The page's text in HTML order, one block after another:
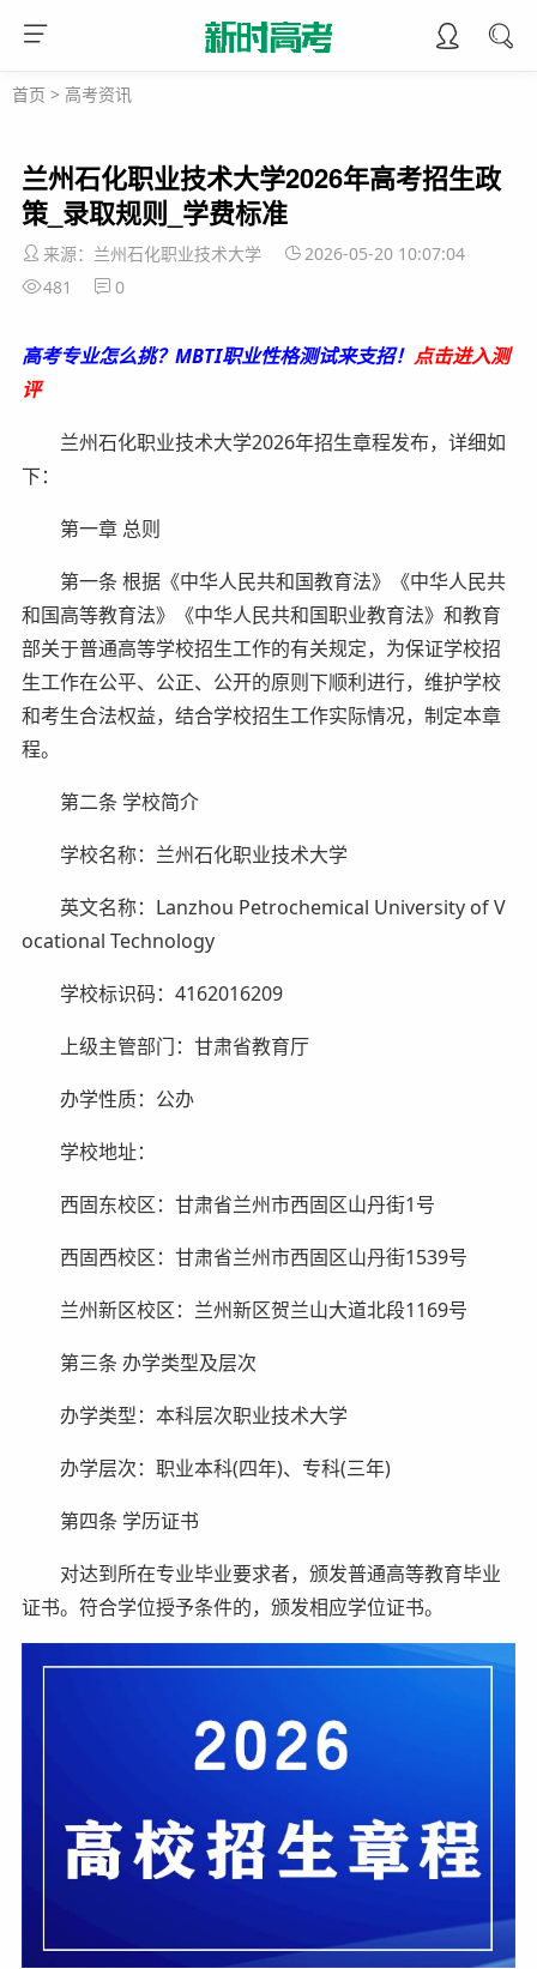
首页 > 高考资讯
兰州石化职业技术大学2026年高考招生政
策_录取规则_学费标准
来源：兰州石化职业技术大学
2026-05-20 10:07:04
481
0
高考专业怎么挑？MBTI职业性格测试来支招！ 点击进入测
评
兰州石化职业技术大学2026年招生章程发布，详细如
下：
第一章 总则
第一条 根据《中华人民共和国教育法》《中华人民共
和国高等教育法》《中华人民共和国职业教育法》和教育
部关于普通高等学校招生工作的有关规定，为保证学校招
生工作在公平、公正、公开的原则下顺利进行，维护学校
和考生合法权益，结合学校招生工作实际情况，制定本章
程。
第二条 学校简介
学校名称：兰州石化职业技术大学
英文名称：Lanzhou Petrochemical University of V
ocational Technology
学校标识码：4162016209
上级主管部门：甘肃省教育厅
办学性质：公办
学校地址：
西固东校区：甘肃省兰州市西固区山丹街1号
西固西校区：甘肃省兰州市西固区山丹街1539号
兰州新区校区：兰州新区贺兰山大道北段1169号
第三条 办学类型及层次
办学类型：本科层次职业技术大学
办学层次：职业本科(四年)、专科(三年)
第四条 学历证书
对达到所在专业毕业要求者，颁发普通高等教育毕业
证书。符合学位授予条件的，颁发相应学位证书。